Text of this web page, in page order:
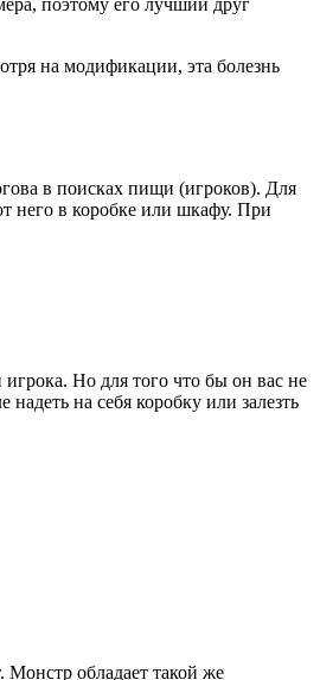
поэтому его лучший друг
на модификации, эта болезнь
в поисках пищи (игроков). Для
него в коробке или шкафу. При
Но для того что бы он вас не
на себя коробку или залезть
обладает такой же